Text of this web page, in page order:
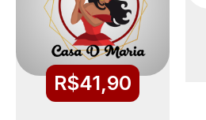
R$41,90